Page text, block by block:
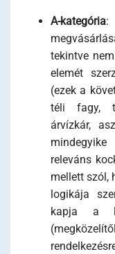
A-kategória:
tekintve
elemét
(ezek a
téli fagy,
árvízkár,
releváns
mellett szól,
logikája
kapja a